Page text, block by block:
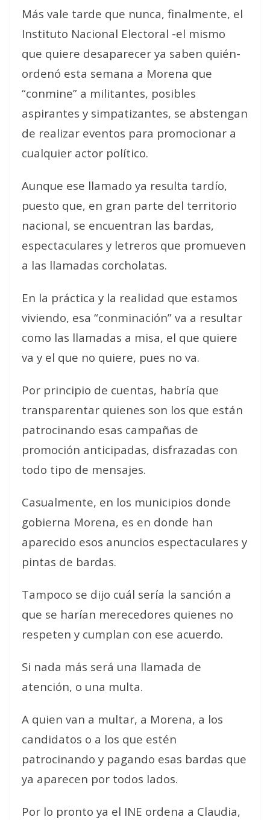
Más vale tarde que nunca, finalmente, el
Instituto Nacional Electoral -el mismo
que quiere desaparecer ya saben quién-
ordenó esta semana a Morena que
“conmine” a militantes, posibles
aspirantes y simpatizantes, se abstengan
de realizar eventos para promocionar a
cualquier actor político.
Aunque ese llamado ya resulta tardío,
puesto que, en gran parte del territorio
nacional, se encuentran las bardas,
espectaculares y letreros que promueven
a las llamadas corcholatas.
En la práctica y la realidad que estamos
viviendo, esa “conminación” va a resultar
como las llamadas a misa, el que quiere
va y el que no quiere, pues no va.
Por principio de cuentas, habría que
transparentar quienes son los que están
patrocinando esas campañas de
promoción anticipadas, disfrazadas con
todo tipo de mensajes.
Casualmente, en los municipios donde
gobierna Morena, es en donde han
aparecido esos anuncios espectaculares y
pintas de bardas.
Tampoco se dijo cuál sería la sanción a
que se harían merecedores quienes no
respeten y cumplan con ese acuerdo.
Si nada más será una llamada de
atención, o una multa.
A quien van a multar, a Morena, a los
candidatos o a los que estén
patrocinando y pagando esas bardas que
ya aparecen por todos lados.
Por lo pronto ya el INE ordena a Claudia,